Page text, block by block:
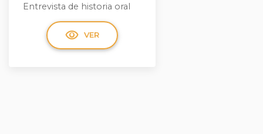
Entrevista de historia oral
visibility VER